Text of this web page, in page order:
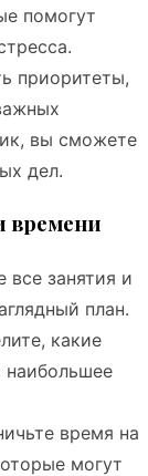
помогут
приоритеты,
вы сможете
дел.
времени
все занятия и
план.
какие
наибольшее
время на
могут